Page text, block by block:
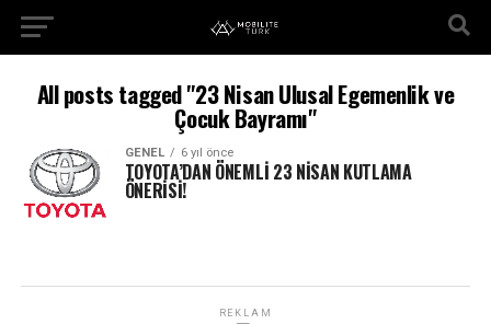
All posts tagged "23 Nisan Ulusal Egemenlik ve
Çocuk Bayramı"
GENEL 6 yıl önce
TOYOTA’DAN ÖNEMLİ 23 NİSAN KUTLAMA
ÖNERİSİ!
REKLAM